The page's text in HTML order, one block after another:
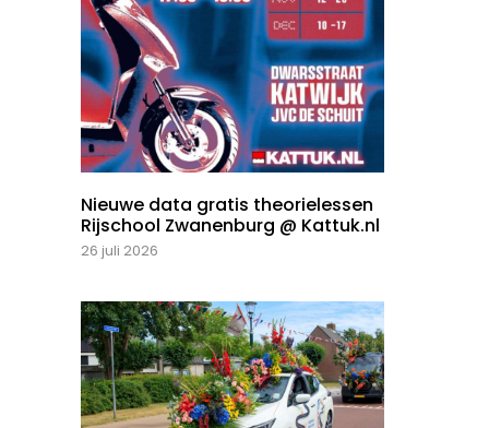
Nieuwe data gratis theorielessen
Rijschool Zwanenburg @ Kattuk.nl
26 juli 2026